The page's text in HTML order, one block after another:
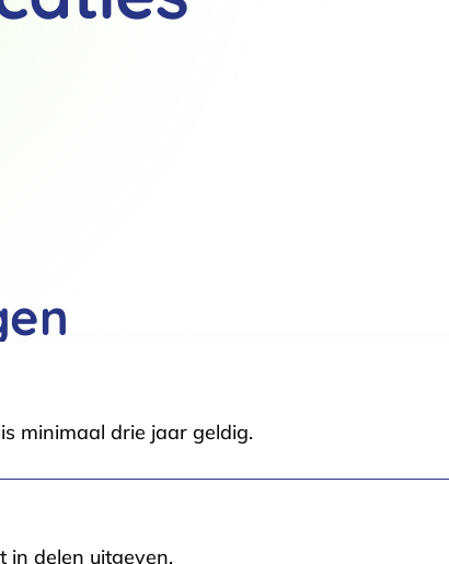
cookies
en advertenties te personaliseren, om functies voor social
kunnen deze gegevens combineren met andere
minimaal drie jaar geldig.
in delen uitgeven.